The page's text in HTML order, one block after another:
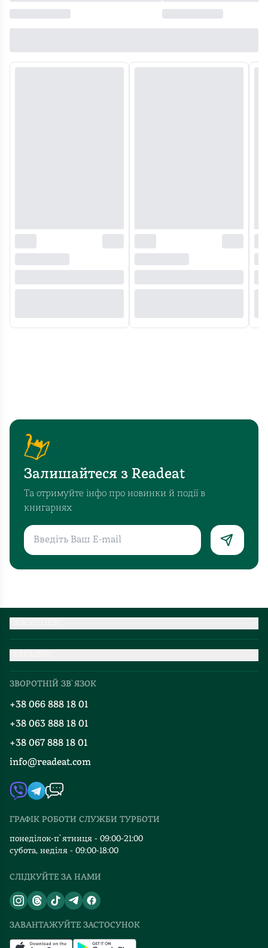
Залишайтеся з Readeat
Та отримуйте інфо про новинки й події в
книгарнях
Про нас
Добірки
Блог
Події
Книгарні
Контакти
Автори
Видавництва
Відгуки та оцінка RDT
Партнерство
ЗВОРОТНІЙ ЗВ`ЯЗОК
+38 066 888 18 01
+38 063 888 18 01
+38 067 888 18 01
info@readeat.com
ГРАФІК РОБОТИ СЛУЖБИ ТУРБОТИ
понеділок-п`ятниця - 09:00-21:00
субота, неділя - 09:00-18:00
СЛІДКУЙТЕ ЗА НАМИ
ЗАВАНТАЖУЙТЕ ЗАСТОСУНОК